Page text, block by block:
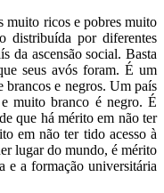
muito ricos e pobres muito
distribuída por diferentes
da ascensão social. Basta
seus avós foram. É um
brancos e negros. Um país
muito branco é negro. É
que há mérito em não ter
em não ter tido acesso à
lugar do mundo, é mérito
e a formação universitária